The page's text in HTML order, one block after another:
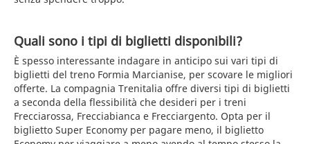
Quali sono i tipi di biglietti disponibili?
È spesso interessante indagare in anticipo sui vari tipi di
biglietti del treno Formia Marcianise, per scovare le migliori
offerte. La compagnia Trenitalia offre diversi tipi di biglietti
a seconda della flessibilità che desideri per i treni
Frecciarossa, Frecciabianca e Frecciargento. Opta per il
biglietto Super Economy per pagare meno, il biglietto